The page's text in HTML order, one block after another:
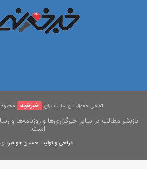
تمامی حقوق این سایت برای خبرخونه محفوظ
بازنشر مطالب در سایر خبرگزاری‌ها و روزنامه‌ها و
است.
طراحی و تولید: حسین جواهریان